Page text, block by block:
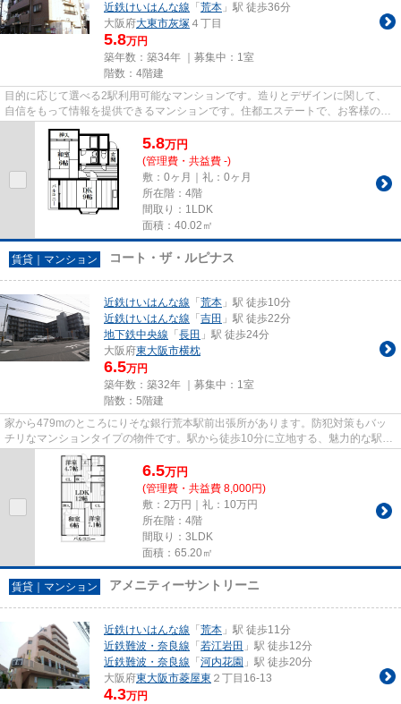
近鉄けいはんな線 「 荒本 」駅 徒歩36分
大阪府大東市灰塚 ４丁目
5.8万円
築年数：築34年 ｜募集中： 1室
階数：4階建
目的に応じて選べる2駅利用可能なマンションです。造りとデザインに関して、
自信をもって情報を提供できるマンションです。住都エステートで、お客様のお
好みの物件をお探しになりませ...
5.8万円
(管理費・共益費 -)
敷：0ヶ月｜礼：0ヶ月
所在階：4階
間取り：1LDK
面積：40.02㎡
賃貸｜マンション コート・ザ・ルピナス
近鉄けいはんな線 「 荒本 」駅 徒歩10分
近鉄けいはんな線 「 吉田 」駅 徒歩22分
地下鉄中央線 「 長田 」駅 徒歩24分
大阪府東大阪市横枕
6.5万円
築年数：築32年 ｜募集中： 1室
階数：5階建
家から479mのところにりそな銀行荒本駅前出張所があります。防犯対策もバッ
チリなマンションタイプの物件です。駅から徒歩10分に立地する、魅力的な駅近
物件です。近鉄けいはんな線荒...
6.5万円
(管理費・共益費 8,000円)
敷：2万円｜礼：10万円
所在階：4階
間取り：3LDK
面積：65.20㎡
賃貸｜マンション アメニティーサントリーニ
近鉄けいはんな線 「 荒本 」駅 徒歩11分
近鉄難波・奈良線 「 若江岩田 」駅 徒歩12分
近鉄難波・奈良線 「 河内花園 」駅 徒歩20分
大阪府東大阪市菱屋東 ２丁目16-13
4.3万円